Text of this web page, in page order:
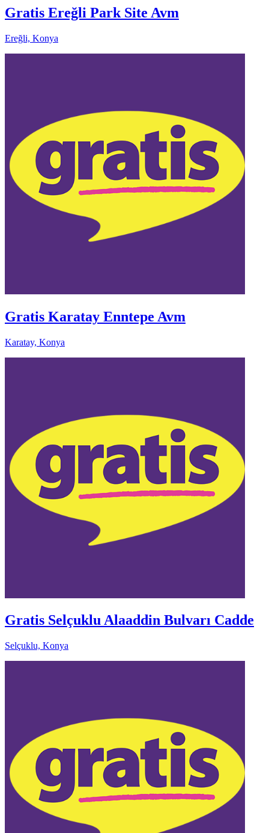
Gratis Ereğli Park Site Avm
Ereğli, Konya
Gratis Karatay Enntepe Avm
Karatay, Konya
Gratis Selçuklu Alaaddin Bulvarı Cadde
Selçuklu, Konya